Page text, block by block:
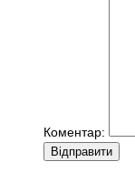
Коментар:
Вiдправити